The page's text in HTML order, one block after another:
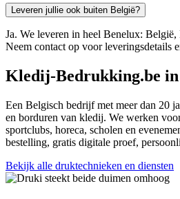
Leveren jullie ook buiten België?
Ja. We leveren in heel Benelux:
Neem contact op voor leveringsdetails
Kledij-Bedrukking.be
Een Belgisch bedrijf met meer dan 20
en borduren van kledij. We werken
sportclubs, horeca, scholen en
bestelling, gratis digitale proef,
Bekijk alle druktechnieken en diensten